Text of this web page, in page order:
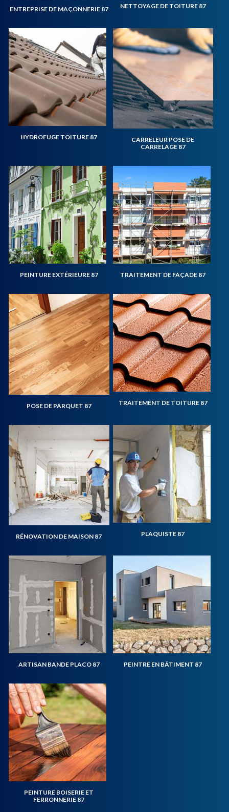
ENTREPRISE DE MAÇONNERIE 87 NETTOYAGE DE TOITURE 87
HYDROFUGE TOITURE 87
CARRELEUR POSE DE
CARRELAGE 87
PEINTURE EXTÉRIEURE 87 TRAITEMENT DE FAÇADE 87
POSE DE PARQUET 87 TRAITEMENT DE TOITURE 87
RÉNOVATION DE MAISON 87 PLAQUISTE 87
ARTISAN BANDE PLACO 87 PEINTRE EN BÂTIMENT 87
PEINTURE BOISERIE ET
FERRONNERIE 87